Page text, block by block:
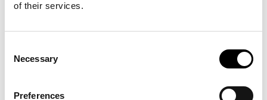
of their services.
Selection
Necessary
Preferences